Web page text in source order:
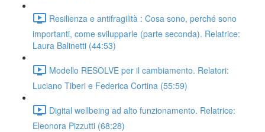
Resilienza e antifragilità : Cosa sono, perché sono
importanti, come svilupparle (parte seconda). Relatrice:
Laura Balinetti (44:53)
Modello RESOLVE per il cambiamento. Relatori:
Luciano Tiberi e Federica Cortina (55:59)
Digital wellbeing ad alto funzionamento. Relatrice:
Eleonora Pizzutti (68:28)